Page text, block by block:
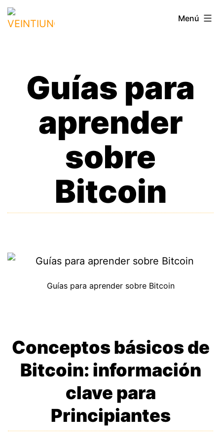
Saltar
VEINTIUNO Menú
Guías para
aprender
sobre
Bitcoin
Guías para aprender sobre Bitcoin
Conceptos básicos de
Bitcoin: información
clave para
Principiantes